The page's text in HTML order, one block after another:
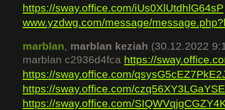
https://sway.office.com/iUs0XlUtdhlG64sP
www.yzdwg.com/message/
marblan, marblan keziah (30.12.2022
marblan c2936d4fca https://
https://sway.office.com/
https://sway.office.com/
https://sway.office.com/